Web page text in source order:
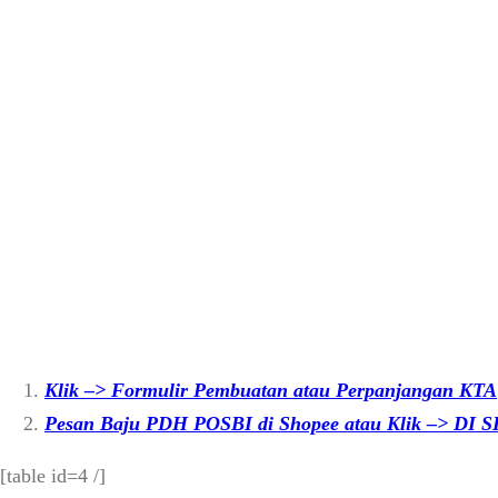
Klik –> Formulir Pembuatan atau Perpanjangan KTA
Pesan Baju PDH POSBI di Shopee atau Klik –> DI
[table id=4 /]